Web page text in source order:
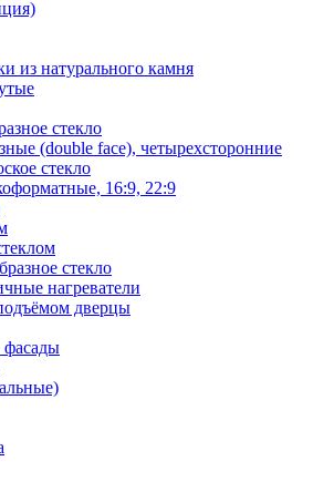
из натурального камня
стекло
(double face), четырехсторонние
стекло
16:9, 22:9
стекло
нагреватели
дверцы
фасады